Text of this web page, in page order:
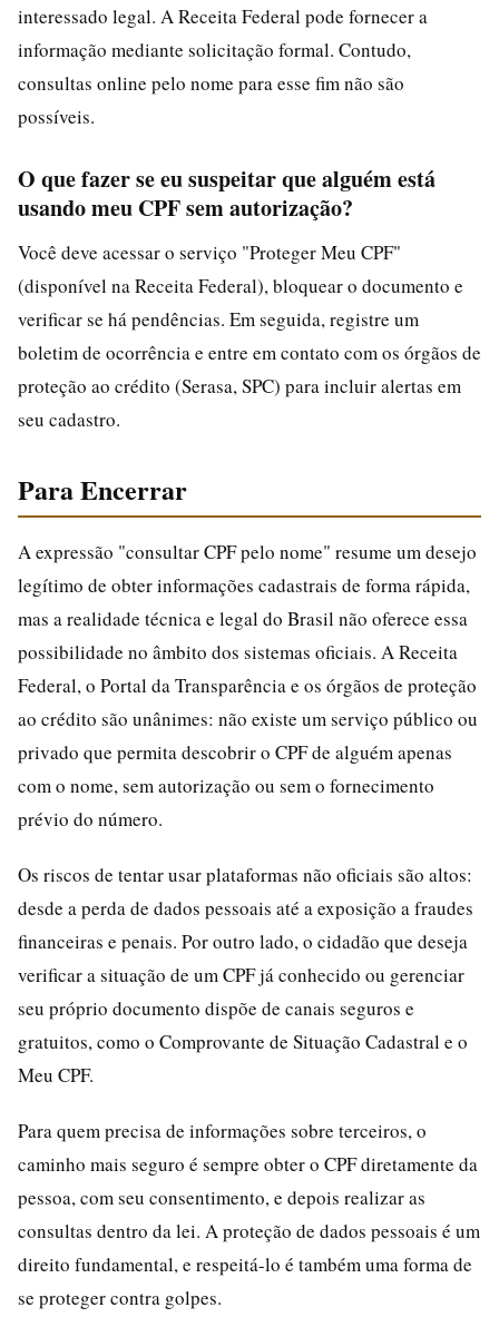
interessado legal. A Receita Federal pode fornecer a
informação mediante solicitação formal. Contudo,
consultas online pelo nome para esse fim não são
possíveis.
O que fazer se eu suspeitar que alguém está
usando meu CPF sem autorização?
Você deve acessar o serviço "Proteger Meu CPF"
(disponível na Receita Federal), bloquear o documento e
verificar se há pendências. Em seguida, registre um
boletim de ocorrência e entre em contato com os órgãos de
proteção ao crédito (Serasa, SPC) para incluir alertas em
seu cadastro.
Para Encerrar
A expressão "consultar CPF pelo nome" resume um desejo
legítimo de obter informações cadastrais de forma rápida,
mas a realidade técnica e legal do Brasil não oferece essa
possibilidade no âmbito dos sistemas oficiais. A Receita
Federal, o Portal da Transparência e os órgãos de proteção
ao crédito são unânimes: não existe um serviço público ou
privado que permita descobrir o CPF de alguém apenas
com o nome, sem autorização ou sem o fornecimento
prévio do número.
Os riscos de tentar usar plataformas não oficiais são altos:
desde a perda de dados pessoais até a exposição a fraudes
financeiras e penais. Por outro lado, o cidadão que deseja
verificar a situação de um CPF já conhecido ou gerenciar
seu próprio documento dispõe de canais seguros e
gratuitos, como o Comprovante de Situação Cadastral e o
Meu CPF.
Para quem precisa de informações sobre terceiros, o
caminho mais seguro é sempre obter o CPF diretamente da
pessoa, com seu consentimento, e depois realizar as
consultas dentro da lei. A proteção de dados pessoais é um
direito fundamental, e respeitá-lo é também uma forma de
se proteger contra golpes.